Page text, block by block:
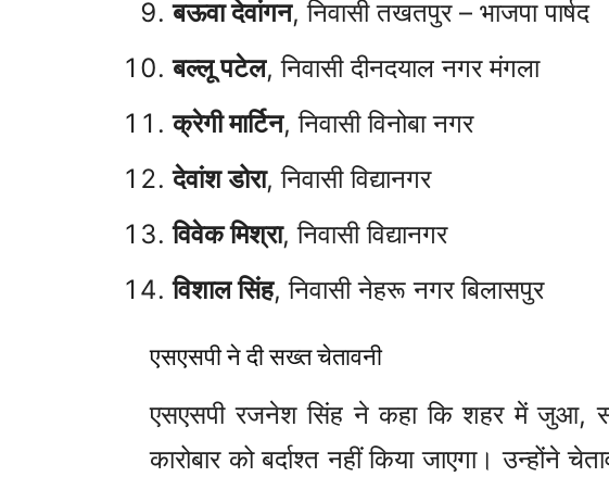
बऊवा देवांगन, निवासी तखतपुर – भाजपा पार्षद
बल्लू पटेल, निवासी दीनदयाल नगर मंगला
क्रेगी मार्टिन, निवासी विनोबा नगर
देवांश डोरा, निवासी विद्यानगर
विवेक मिश्रा, निवासी विद्यानगर
विशाल सिंह, निवासी नेहरू नगर बिलासपुर
एसएसपी ने दी सख्त चेतावनी
एसएसपी रजनेश सिंह ने कहा कि शहर में जुआ,
कारोबार को बर्दाश्त नहीं किया जाएगा। उन्होंने